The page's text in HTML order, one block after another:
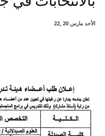
الأحد مارس 20 ,22